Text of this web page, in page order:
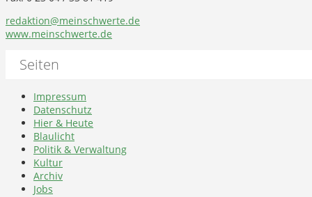
redaktion@meinschwerte.de
www.meinschwerte.de
Seiten
Impressum
Datenschutz
Hier & Heute
Blaulicht
Politik & Verwaltung
Kultur
Archiv
Jobs